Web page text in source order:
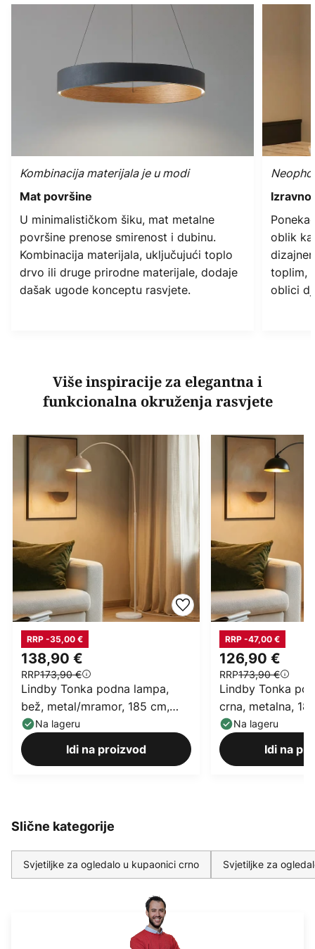
Kombinacija materijala je u modi
Mat površine
U minimalističkom šiku, mat metalne
površine prenose smirenost i dubinu.
Kombinacija materijala, uključujući toplo
drvo ili druge prirodne materijale, dodaje
dašak ugode konceptu rasvjete.
oblik
toplim,
oblici
Više inspiracije za elegantna i
funkcionalna okruženja rasvjete
138,90 €
RRP173,90 €
RRP -35,00 €
Lindby Tonka podna lampa,
bež, metal/mramor, 185 cm,
E27Na lageru
Idi na proizvod
126,90 €
RRP173,90 €
RRP -47,00 €
Lindby Tonka
crna, metalna,
Na lageru
Idi na
Slične kategorije
Svjetiljke za ogledalo u kupaonici crno Svjetiljke za